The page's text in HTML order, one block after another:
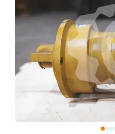
Контакты
3D тур по производству
3D тур по складам
sksale@skdst.ru
+7 (499) 394-50-93